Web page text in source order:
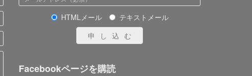
HTMLメール
テキストメール
申し込む
Facebookページを購読